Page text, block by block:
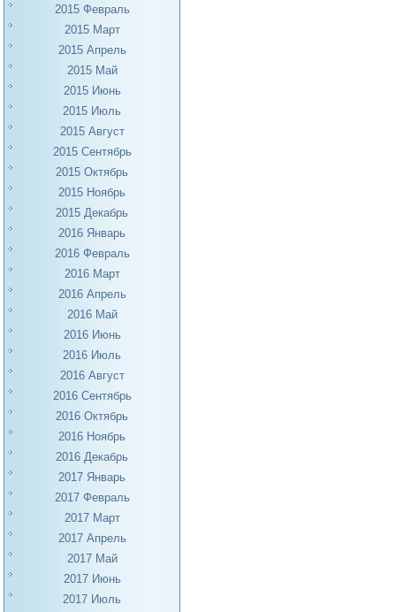
2015 Февраль
2015 Март
2015 Апрель
2015 Май
2015 Июнь
2015 Июль
2015 Август
2015 Сентябрь
2015 Октябрь
2015 Ноябрь
2015 Декабрь
2016 Январь
2016 Февраль
2016 Март
2016 Апрель
2016 Май
2016 Июнь
2016 Июль
2016 Август
2016 Сентябрь
2016 Октябрь
2016 Ноябрь
2016 Декабрь
2017 Январь
2017 Февраль
2017 Март
2017 Апрель
2017 Май
2017 Июнь
2017 Июль